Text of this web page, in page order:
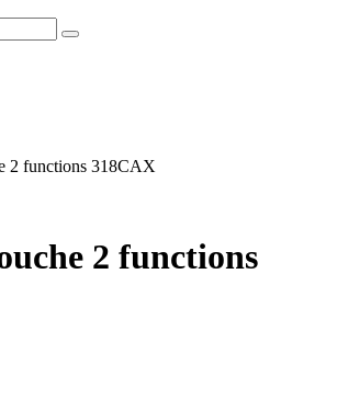
2 functions 318CAX
2 functions